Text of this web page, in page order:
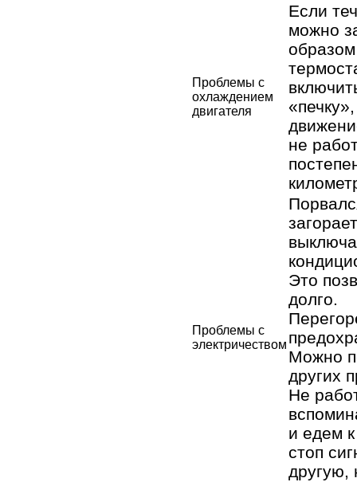
Проблемы с
охлаждением
двигателя
Если
можно
не
Проблемы с
электричеством
Это
долго.
Можно
других
Не
и едем
стоп
другую,